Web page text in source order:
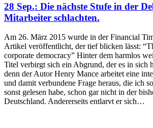
28 Sep.: Die nächste Stufe in der
Mitarbeiter schlachten.
Am 26. März 2015 wurde in der Financial
Artikel veröffentlicht, der tief blicken lässt:
corporate democracy” Hinter dem harmlos
Titel verbirgt sich ein Abgrund, der es in sich
denn der Autor Henry Mance arbeitet eine
und damit verbundene Frage heraus, die ich
sonst gelesen habe, schon gar nicht in der
Deutschland. Andererseits entlarvt er sich…